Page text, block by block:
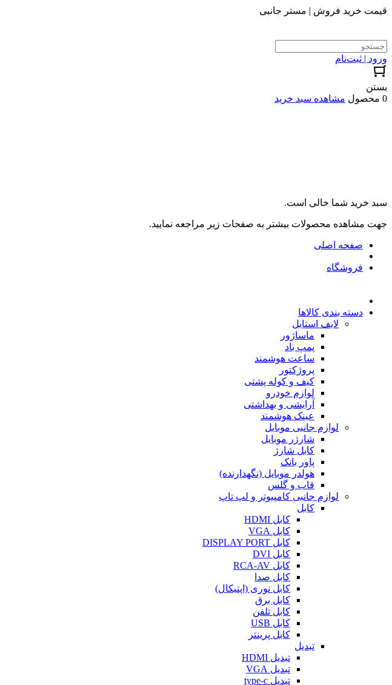
قیمت خرید فروش | مستر جانبی
ورود | ثبت‌نام
بستن
0 محصول
مشاهده سبد خرید
سبد خرید شما خالی است.
جهت مشاهده محصولات بیشتر به صفحات زیر مراجعه نمایید.
صفحه اصلی
فروشگاه
دسته بندی کالاها
لایف استایل
ماساژور
پمپ باد
ساعت هوشمند
پروژکتور
کیف و کوله پشتی
لوازم خودرو
آرایشی و بهداشتی
عینک هوشمند
لوازم جانبی موبایل
شارژر موبایل
کابل شارژ
پاور بانک
هولدر موبایل (نگهدارنده)
قاب و گلس
لوازم جانبی کامپیوتر و لپ تاپ
کابل
کابل HDMI
کابل VGA
کابل DISPLAY PORT
کابل DVI
کابل RCA-AV
کابل صدا
کابل نوری (اپتیکال)
کابل برق
کابل تلفن
کابل USB
کابل پرینتر
تبدیل
تبدیل HDMI
تبدیل VGA
تبدیل type-c